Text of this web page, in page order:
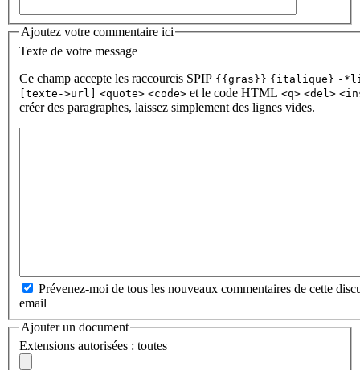
Ajoutez votre commentaire ici
Texte de votre message
Ce champ accepte les raccourcis SPIP {{gras}} {italique} -
[texte->url] <quote> <code> et le code HTML <q> <del>
créer des paragraphes, laissez simplement des lignes vides.
Prévenez-moi de tous les nouveaux commentaires de cette
email
Ajouter un document
Extensions autorisées : toutes